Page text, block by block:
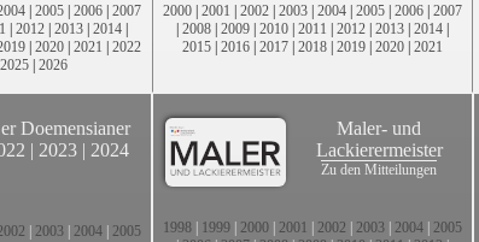
| 2005 | 2006 | 2007
| 2012 | 2013 | 2014 |
| 2020 | 2021 | 2022
2025| 2026
2000 | 2001 | 2002 | 2003 | 2004 | 2005 | 2006 | 2007
| 2008 | 2009 | 2010 | 2011 | 2012 | 2013 | 2014 |
2015 | 2016 | 2017 | 2018 | 2019 | 2020 | 2021
Doemensianer
| 2023 | 2024
2003 2004 2005
Maler- und
Lackierermeister
Zu den Mitteilungen
1998 1999 2000 2001 2002 2003 2004 2005